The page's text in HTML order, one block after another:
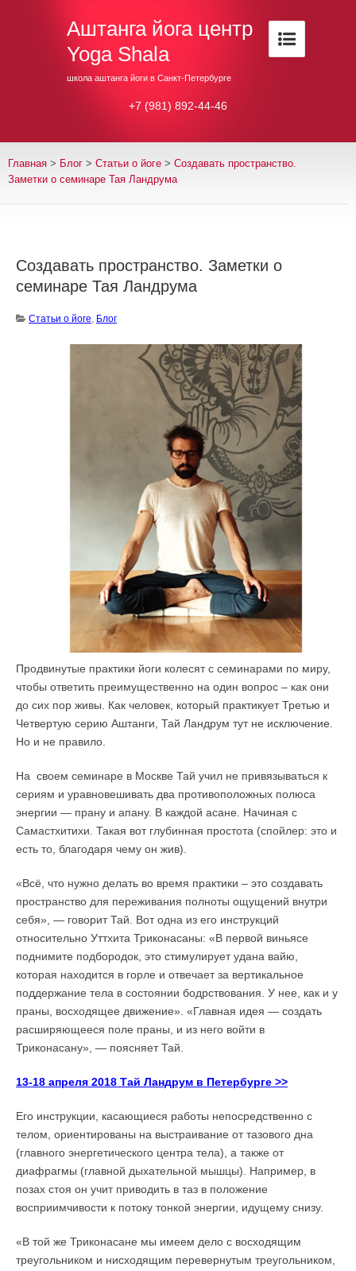
Аштанга йога центр
Yoga Shala
школа аштанга йоги в Санкт-Петербурге
+7 (981) 892-44-46
Главная > Блог > Cтатьи о йоге > Создавать пространство.
Заметки о семинаре Тая Ландрума
Создавать пространство. Заметки о
семинаре Тая Ландрума
Cтатьи о йоге, Блог
Продвинутые практики йоги колесят с семинарами по миру,
чтобы ответить преимущественно на один вопрос – как они
до сих пор живы. Как человек, который практикует Третью и
Четвертую серию Аштанги, Тай Ландрум тут не исключение.
Но и не правило.
На своем семинаре в Москве Тай учил не привязываться к
сериям и уравновешивать два противоположных полюса
энергии — прану и апану. В каждой асане. Начиная с
Самастхитихи. Такая вот глубинная простота (спойлер: это и
есть то, благодаря чему он жив).
«Всё, что нужно делать во время практики – это создавать
пространство для переживания полноты ощущений внутри
себя», — говорит Тай. Вот одна из его инструкций
относительно Уттхита Триконасаны: «В первой виньясе
поднимите подбородок, это стимулирует удана вайю,
которая находится в горле и отвечает за вертикальное
поддержание тела в состоянии бодрствования. У нее, как и у
праны, восходящее движение». «Главная идея — создать
расширяющееся поле праны, и из него войти в
Триконасану», — поясняет Тай.
13-18 апреля 2018 Тай Ландрум в Петербурге >>
Его инструкции, касающиеся работы непосредственно с
телом, ориентированы на выстраивание от тазового дна
(главного энергетического центра тела), а также от
диафрагмы (главной дыхательной мышцы). Например, в
позах стоя он учит приводить в таз в положение
восприимчивости к потоку тонкой энергии, идущему снизу.
«В той же Триконасане мы имеем дело с восходящим
треугольником и нисходящим перевернутым треугольником,